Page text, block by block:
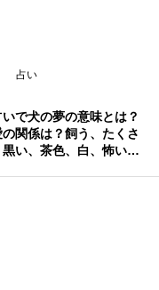
占い
で犬の夢の意味とは？
関係は？飼う、たくさ
黒い、茶色、白、怖い、